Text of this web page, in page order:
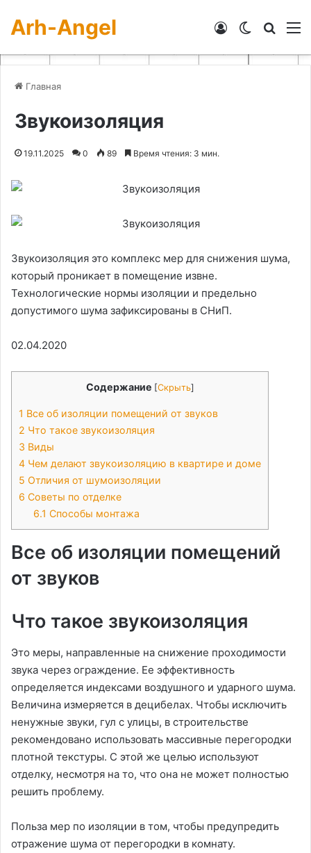
Arh-Angel Switch skin
Войти
Главная
Звукоизоляция
19.11.2025 0 89 Время чтения: 3 мин.
Звукоизоляция это комплекс мер для снижения шума,
который проникает в помещение извне.
Технологические нормы изоляции и предельно
допустимого шума зафиксированы в СНиП.
02.04.2020
Содержание [Скрыть]
1 Все об изоляции помещений от звуков
2 Что такое звукоизоляция
3 Виды
4 Чем делают звукоизоляцию в квартире и доме
5 Отличия от шумоизоляции
6 Советы по отделке
6.1 Способы монтажа
Все об изоляции помещений
от звуков
Что такое звукоизоляция
Это меры, направленные на снижение проходимости
звука через ограждение. Ее эффективность
определяется индексами воздушного и ударного шума.
Величина измеряется в децибелах. Чтобы исключить
ненужные звуки, гул с улицы, в строительстве
рекомендовано использовать массивные перегородки
плотной текстуры. С этой же целью используют
отделку, несмотря на то, что она не может полностью
решить проблему.
Польза мер по изоляции в том, чтобы предупредить
отражение шума от перегородки в комнату.